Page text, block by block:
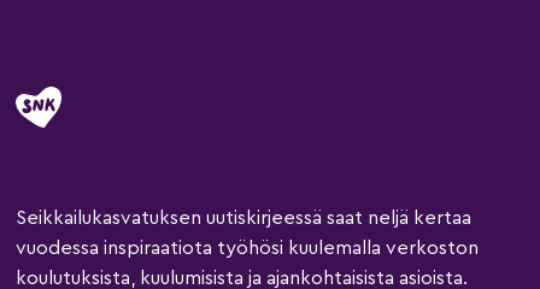
Seikkailukasvatuksen uutiskirjeessä saat neljä kertaa
vuodessa inspiraatiota työhösi kuulemalla verkoston
koulutuksista, kuulumisista ja ajankohtaisista asioista.